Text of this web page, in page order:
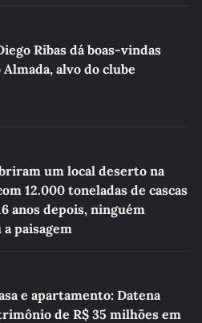
Ribas dá boas-vindas
alvo do clube
um local deserto na
12.000 toneladas de cascas
anos depois, ninguém
paisagem
e apartamento: Datena
de R$ 35 milhões em